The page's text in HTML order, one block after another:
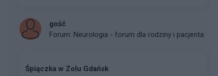
gość
Forum: Neurologia - forum dla rodziny i pacjenta
Śpiączka w Zolu Gdańsk